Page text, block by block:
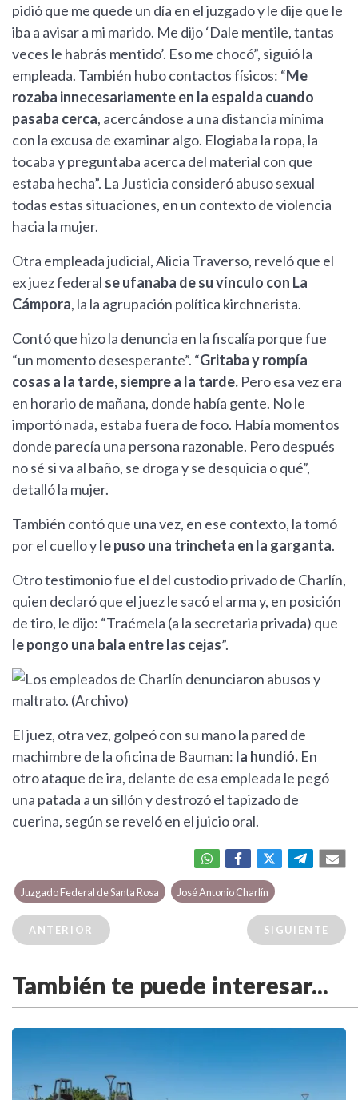
pidió que me quede un día en el juzgado y le dije que le
iba a avisar a mi marido. Me dijo ‘Dale mentile, tantas
veces le habrás mentido’. Eso me chocó”, siguió la
empleada. También hubo contactos físicos: “Me
rozaba innecesariamente en la espalda cuando
pasaba cerca, acercándose a una distancia mínima
con la excusa de examinar algo. Elogiaba la ropa, la
tocaba y preguntaba acerca del material con que
estaba hecha”. La Justicia consideró abuso sexual
todas estas situaciones, en un contexto de violencia
hacia la mujer.
Otra empleada judicial, Alicia Traverso, reveló que el
ex juez federal se ufanaba de su vínculo con La
Cámpora, la la agrupación política kirchnerista.
Contó que hizo la denuncia en la fiscalía porque fue
“un momento desesperante”. “Gritaba y rompía
cosas a la tarde, siempre a la tarde. Pero esa vez era
en horario de mañana, donde había gente. No le
importó nada, estaba fuera de foco. Había momentos
donde parecía una persona razonable. Pero después
no sé si va al baño, se droga y se desquicia o qué”,
detalló la mujer.
También contó que una vez, en ese contexto, la tomó
por el cuello yle puso una trincheta en la garganta.
Otro testimonio fue el del custodio privado de Charlín,
quien declaró que el juez le sacó el arma y, en posición
de tiro, le dijo: “Traémela (a la secretaria privada) que
le pongo una bala entre las cejas”.
El juez, otra vez, golpeó con su mano la pared de
machimbre de la oficina de Bauman: la hundió. En
otro ataque de ira, delante de esa empleada le pegó
una patada a un sillón y destrozó el tapizado de
cuerina, según se reveló en el juicio oral.
Juzgado Federal de Santa Rosa José Antonio Charlín
ANTERIOR SIGUIENTE
También te puede interesar...